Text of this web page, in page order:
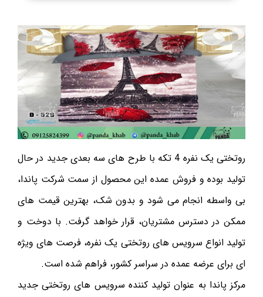
روتختی یک نفره 4 تکه با طرح های سه بعدی جدید در حال
تولید بوده و فروش عمده این محصول از سمت شرکت پاندا،
بی واسطه انجام می شود و بدون شک، بهترین قیمت های
ممکن در دسترس مشتریان، قرار خواهد گرفت. با دوخت و
تولید انواع سرویس های روتختی یک نفره، فرصت های ویژه
ای برای عرضه عمده در سراسر کشور، فراهم شده است.
مرکز پاندا به عنوان تولید کننده سرویس های روتختی جدید